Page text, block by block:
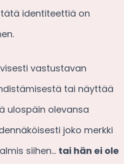
identiteettiä on
vastustavan
tai näyttää
ulospäin olevansa
joko merkki
siihen… tai hän ei ole